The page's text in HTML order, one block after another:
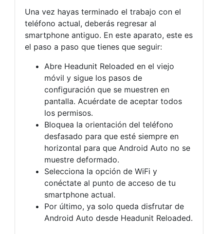
Una vez hayas terminado el trabajo con el
teléfono actual, deberás regresar al
smartphone antiguo. En este aparato, este es
el paso a paso que tienes que seguir:
Abre Headunit Reloaded en el viejo
móvil y sigue los pasos de
configuración que se muestren en
pantalla. Acuérdate de aceptar todos
los permisos.
Bloquea la orientación del teléfono
desfasado para que esté siempre en
horizontal para que Android Auto no se
muestre deformado.
Selecciona la opción de WiFi y
conéctate al punto de acceso de tu
smartphone actual.
Por último, ya solo queda disfrutar de
Android Auto desde Headunit Reloaded.